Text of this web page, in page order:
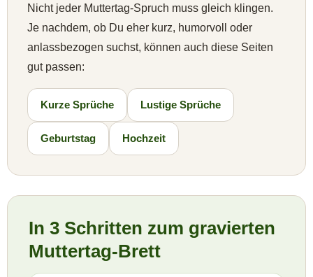
Nicht jeder Muttertag-Spruch muss gleich klingen.
Je nachdem, ob Du eher kurz, humorvoll oder
anlassbezogen suchst, können auch diese Seiten
gut passen:
Kurze Sprüche Lustige Sprüche
Geburtstag Hochzeit
In 3 Schritten zum gravierten
Muttertag-Brett